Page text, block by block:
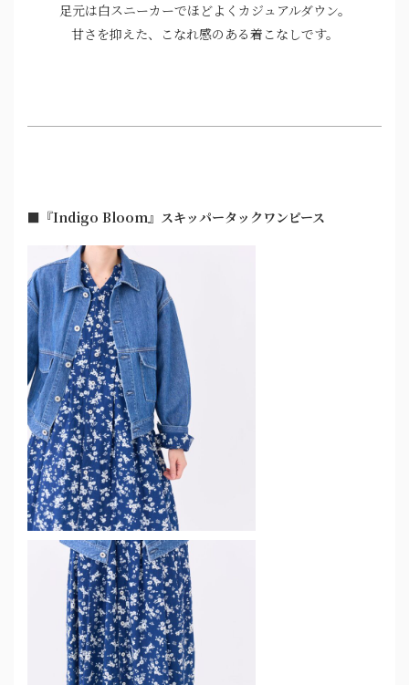
足元は白スニーカーでほどよくカジュアルダウン。
甘さを抑えた、こなれ感のある着こなしです。
■『Indigo Bloom』スキッパータックワンピース